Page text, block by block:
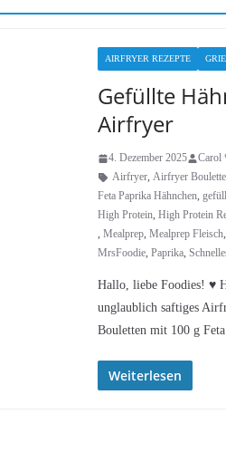
AIRFRYER REZEPTE
Gefüllte
Airfryer
4. Dezember 2025 Carol
Airfryer, Airfryer
Feta Paprika Hähnchen,
High Protein, High Protein
, Mealprep, Mealprep Fleisch,
MrsFoodie, Paprika,
Hallo, liebe Foodies! ♥︎
unglaublich saftiges
Bouletten mit 100 g
Weiterlesen